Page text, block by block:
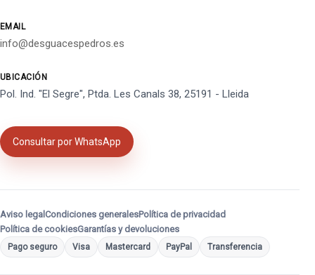
EMAIL
info@desguacespedros.es
UBICACIÓN
Pol. Ind. "El Segre", Ptda. Les Canals 38, 25191 - Lleida
Consultar por WhatsApp
Aviso legal Condiciones generalesPolítica de privacidad
Política de cookiesGarantías y devoluciones
Pago seguro Visa Mastercard PayPal Transferencia